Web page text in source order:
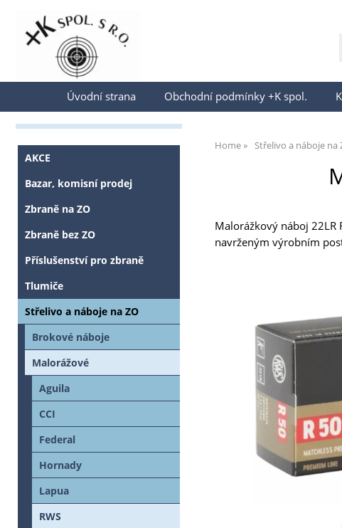
Přihlásit se
Úvodní strana Obchodní podmínky +K spol.
Home Střelivo a náboje na
Malorážkový náboj 22LR
navrženým výrobním
AKCE
Bazar, komisní prodej
Zbraně na ZO
Zbraně bez ZO
Příslušenství pro zbraně
Tlumiče
Střelivo a náboje na ZO
Brokové náboje
Malorážové
Aguila
CCI
Federal
Hornady
Lapua
RWS